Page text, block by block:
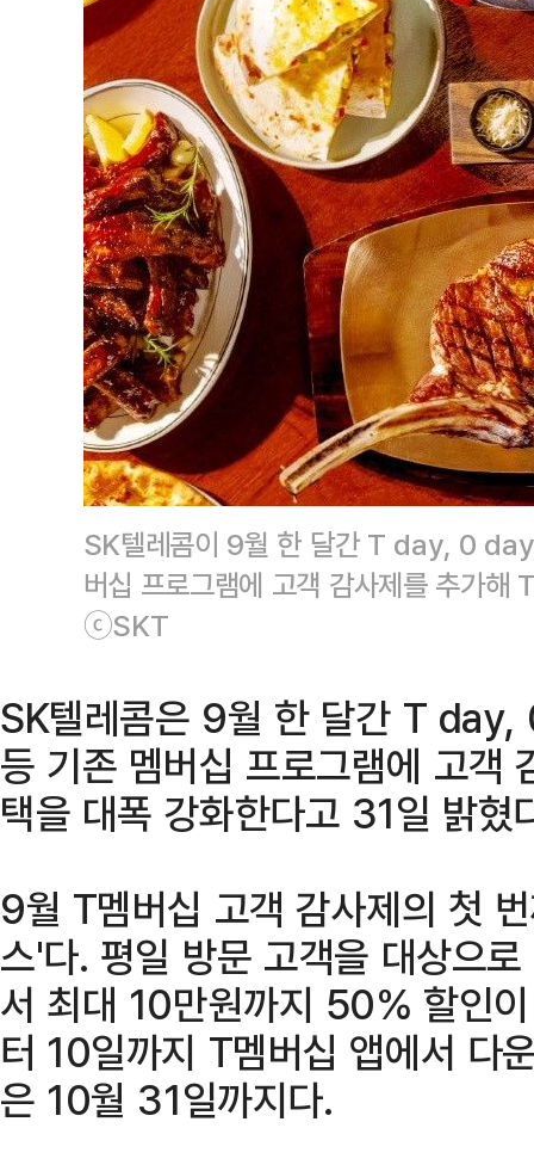
SK텔레콤이 9월 한 달간 T day, 0
버십 프로그램에 고객 감사제를 추가해
ⓒSKT
SK텔레콤은 9월 한 달간 T
등 기존 멤버십 프로그램에 고객
택을 대폭 강화한다고 31일 밝혔
9월 T멤버십 고객 감사제의 첫
스'다. 평일 방문 고객을 대상으
서 최대 10만원까지 50% 할인
터 10일까지 T멤버십 앱에서 다
은 10월 31일까지다.